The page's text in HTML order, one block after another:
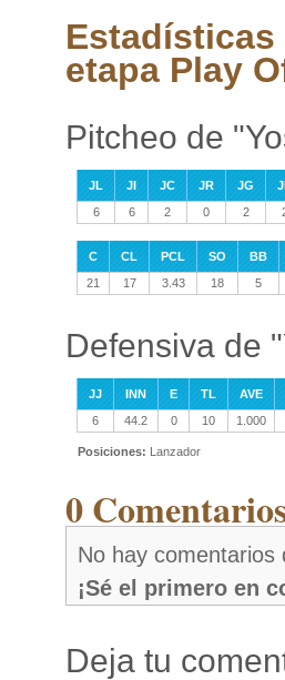
Estadísticas
etapa Play
Pitcheo de
JL JI JC JR JG
6
6 2 0 2
C CL PCL SO
BB
21
17 3.43 18 5
Defensiva de
JJ INN E TL
AVE
6
44.2 0 10 1.000
Posiciones: Lanzador
0
No hay comentarios
¡Sé el primero en
Deja tu